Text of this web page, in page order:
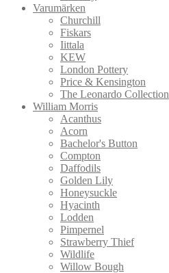
Varumärken
Churchill
Fiskars
Iittala
KEW
London Pottery
Price & Kensington
The Leonardo Collection
William Morris
Acanthus
Acorn
Bachelor's Button
Compton
Daffodils
Golden Lily
Honeysuckle
Hyacinth
Lodden
Pimpernel
Strawberry Thief
Wildlife
Willow Bough